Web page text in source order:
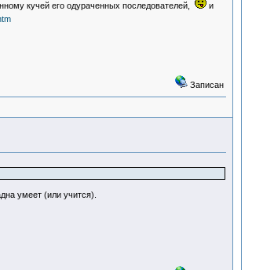
кучей его одураченных последователей,
и
Записан
умеет (или учится).